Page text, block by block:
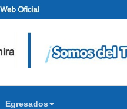
Egresados